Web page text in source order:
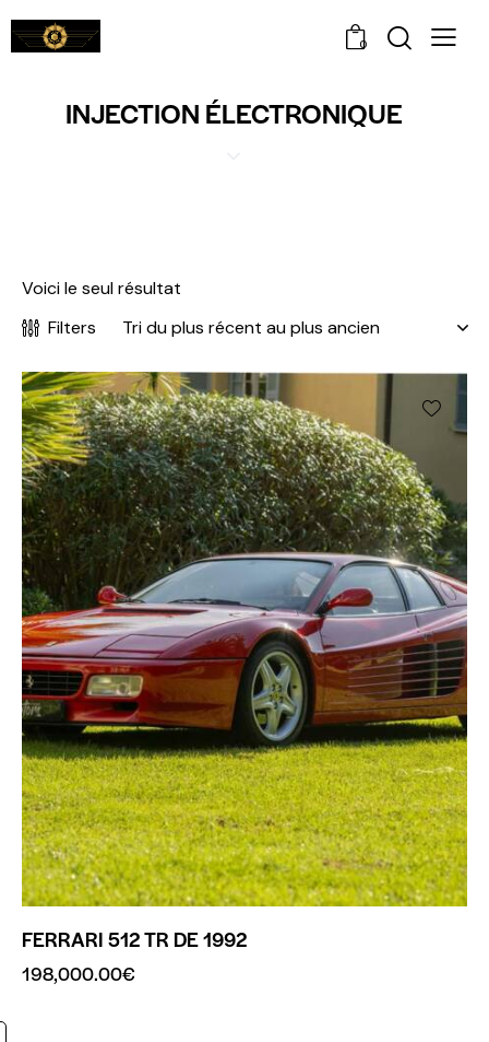
0
INJECTION ÉLECTRONIQUE
Voici le seul résultat
Filters
FERRARI 512 TR DE 1992
198,000.00€